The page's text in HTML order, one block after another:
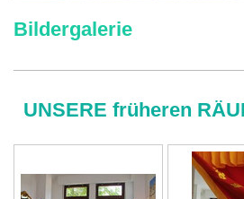
Bildergalerie
UNSERE früheren